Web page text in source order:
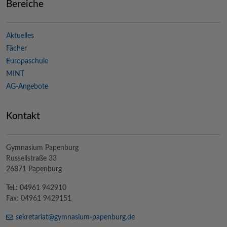
Bereiche
Aktuelles
Fächer
Europaschule
MINT
AG-Angebote
Kontakt
Gymnasium Papenburg
Russellstraße 33
26871 Papenburg
Tel.: 04961 942910
Fax: 04961 9429151
sekretariat@gymnasium-papenburg.de